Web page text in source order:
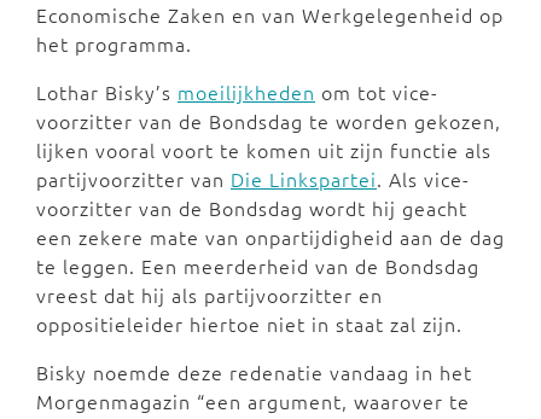
Economische Zaken en van Werkgelegenheid op
het programma.
Lothar Bisky’s moeilijkheden om tot vice-
voorzitter van de Bondsdag te worden gekozen,
lijken vooral voort te komen uit zijn functie als
partijvoorzitter van Die Linkspartei. Als vice-
voorzitter van de Bondsdag wordt hij geacht
een zekere mate van onpartijdigheid aan de dag
te leggen. Een meerderheid van de Bondsdag
vreest dat hij als partijvoorzitter en
oppositieleider hiertoe niet in staat zal zijn.
Bisky noemde deze redenatie vandaag in het
Morgenmagazin “een argument, waarover te